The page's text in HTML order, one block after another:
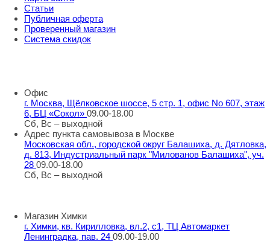
Статьи
Публичная оферта
Проверенный магазин
Система скидок
Офис
г. Москва, Щёлковское шоссе, 5 стр. 1, офис No 607, этаж
6, БЦ «Сокол» 09.00-18.00
Сб, Вс – выходной
Адрес пункта самовывоза в Москве
Московская обл., городской округ Балашиха, д. Дятловка,
д. 813, Индустриальный парк "Милованов Балашиха", уч.
28 09.00-18.00
Сб, Вс – выходной
Магазин Химки
г. Химки, кв. Кирилловка, вл.2, с1, ТЦ Автомаркет
Ленинградка, пав. 24 09.00-19.00